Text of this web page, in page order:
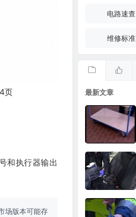
页
和执行器输出
场版本可能存
电路速查
维修标准
最新文章